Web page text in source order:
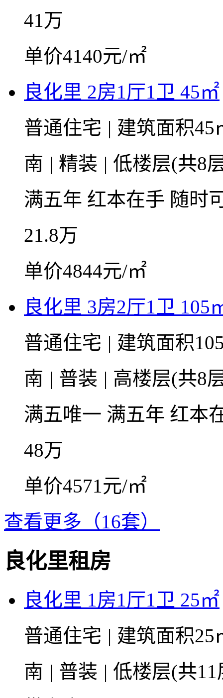
41万
单价4140元/㎡
良化里 2房1厅1卫 45㎡
普通住宅 | 建筑面积
南 | 精装 | 低楼层(共8
满五年 红本在手 随时
21.8万
单价4844元/㎡
良化里 3房2厅1卫 105
普通住宅 | 建筑面积
南 | 普装 | 高楼层(共8
满五唯一 满五年 红本
48万
单价4571元/㎡
查看更多（16套）
良化里租房
良化里 1房1厅1卫 25㎡
普通住宅 | 建筑面积
南 | 普装 | 低楼层(共